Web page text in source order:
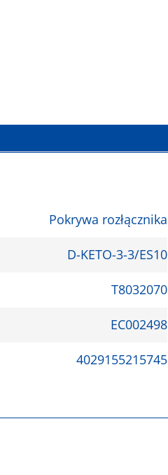
Pokrywa rozłącznika
D-KETO-3-3/ES10
T8032070
EC002498
4029155215745